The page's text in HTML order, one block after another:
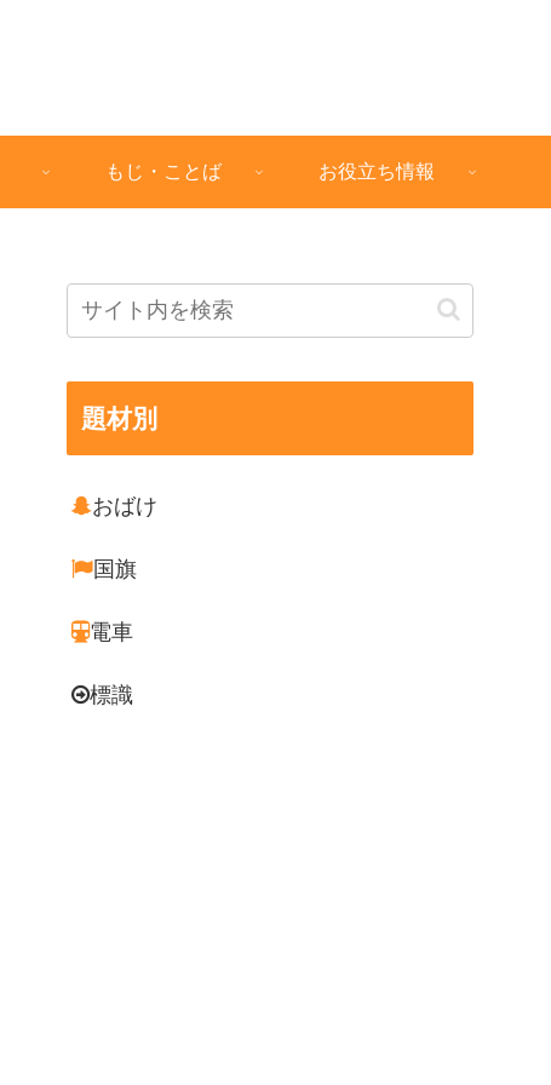
もじ・ことば お役立ち情報
題材別
おばけ
国旗
電車
標識